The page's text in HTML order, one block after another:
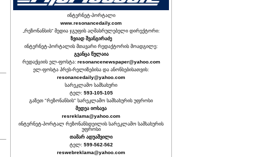
ინტერნეტ-პორტალი
www.resonancedaily.com
„რეზონანსის“ მედია ჯგუფის აღმასრულებელი დირექტორი:
ზვიად შვანგირაძე
ინტერნეტ-პორტალის მთავარი რედაქტორის მოადგილე:
გვანცა წულაია
რედაქციის ელ-ფოსტა: resonancenewspaper@yahoo.com
ელ-ფოსტა პრეს-რელიზებისა და ანონსებისათვის:
resonancedaily@yahoo.com
სარეკლამო სამსახური
ტელ: 593-105-105
გაზეთ "რეზონანსის" სარეკლამო სამსახურის უფროსი
მედეა იოსავა
resreklama@yahoo.com
ინტერნეტ-პორტალ რეზონანსდეილის სარეკლამო სამსახურის
უფროსი
თამარ ადუაშვილი
ტელ: 599-562-562
reswebreklama@yahoo.com